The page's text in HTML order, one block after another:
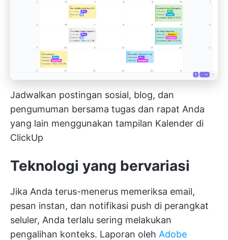
Jadwalkan postingan sosial, blog, dan
pengumuman bersama tugas dan rapat Anda
yang lain menggunakan tampilan Kalender di
ClickUp
Teknologi yang bervariasi
Jika Anda terus-menerus memeriksa email,
pesan instan, dan notifikasi push di perangkat
seluler, Anda terlalu sering melakukan
pengalihan konteks. Laporan oleh Adobe